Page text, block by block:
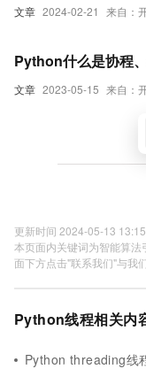
文章 2024-02-21 来自：
文章 2023-05-15 来自：
Python什么是协程
更新时间 2024-05-13
本页面内关键词为智能算
面下方点击"联系我们"与我们
Python线程相关内
Python threading线